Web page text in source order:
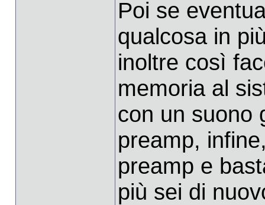
Poi se
qualcosa in
inoltre così
memoria al
con un suono
preamp,
preamp e
più sei di